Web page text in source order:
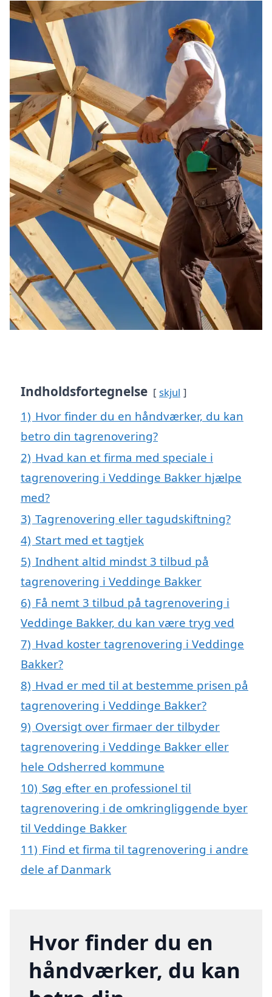
Indholdsfortegnelse skjul
1) Hvor finder du en håndværker, du kan
betro din tagrenovering?
2) Hvad kan et firma med speciale i
tagrenovering i Veddinge Bakker hjælpe
med?
3) Tagrenovering eller tagudskiftning?
4) Start med et tagtjek
5) Indhent altid mindst 3 tilbud på
tagrenovering i Veddinge Bakker
6) Få nemt 3 tilbud på tagrenovering i
Veddinge Bakker, du kan være tryg ved
7) Hvad koster tagrenovering i Veddinge
Bakker?
8) Hvad er med til at bestemme prisen på
tagrenovering i Veddinge Bakker?
9) Oversigt over firmaer der tilbyder
tagrenovering i Veddinge Bakker eller
hele Odsherred kommune
10) Søg efter en professionel til
tagrenovering i de omkringliggende byer
til Veddinge Bakker
11) Find et firma til tagrenovering i andre
dele af Danmark
Hvor finder du en
håndværker, du kan